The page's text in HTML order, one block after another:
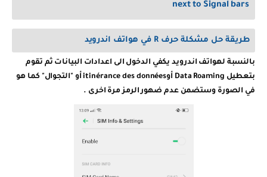
next to Signal bars
طريقة حل مشكلة حرف R في هواتف اندرويد
بالنسبة لهواتف اندرويد يكفي الدخول الى اعدادات البيانات ثم تقوم
بتعطيل Data Roaming أوitinérance des données أو "التجوال" كما هو
في الصورة وستضمن عدم ضهور الرمز مرة اخرى .